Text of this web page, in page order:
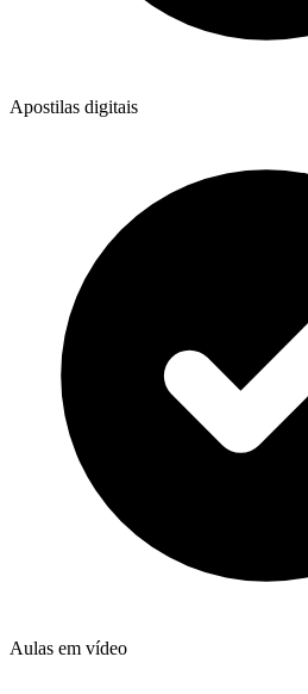
Apostilas digitais
Aulas em vídeo